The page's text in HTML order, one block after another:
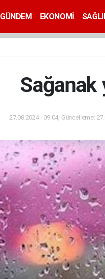
GÜNDEM EKONOMİ
Sağanak
27.08.2024 - 09:04, Güncelleme: